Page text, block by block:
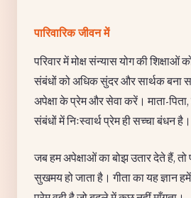
पारिवारिक जीवन में
परिवार में मोक्ष संन्यास योग की
संबंधों को अधिक सुंदर और सार्थक बना
अपेक्षा के प्रेम और सेवा करें। माता-
संबंधों में निःस्वार्थ प्रेम ही सच्चा बंधन है।
जब हम अपेक्षाओं का बोझ उतार देते हैं, तो
सुखमय हो जाता है। गीता का यह ज्ञान